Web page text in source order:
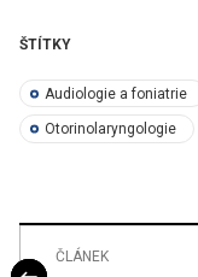
ŠTÍTKY
Audiologie a foniatrie
Otorinolaryngologie
ČLÁNEK